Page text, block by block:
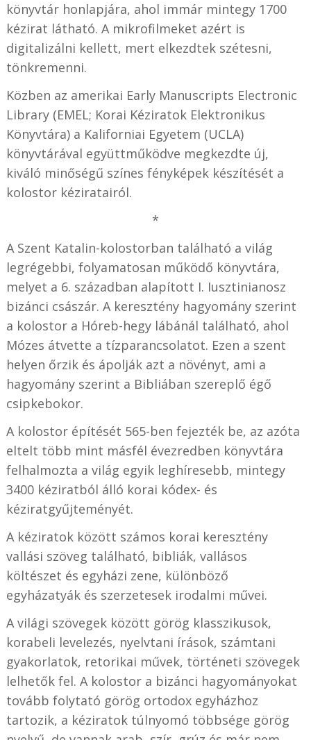
könyvtár honlapjára, ahol immár mintegy 1700
kézirat látható. A mikrofilmeket azért is
digitalizálni kellett, mert elkezdtek szétesni,
tönkremenni.
Közben az amerikai Early Manuscripts Electronic
Library (EMEL; Korai Kéziratok Elektronikus
Könyvtára) a Kaliforniai Egyetem (UCLA)
könyvtárával együttműködve megkezdte új,
kiváló minőségű színes fényképek készítését a
kolostor kéziratairól.
*
A Szent Katalin-kolostorban található a világ
legrégebbi, folyamatosan működő könyvtára,
melyet a 6. században alapított I. Iusztinianosz
bizánci császár. A keresztény hagyomány szerint
a kolostor a Hóreb-hegy lábánál található, ahol
Mózes átvette a tízparancsolatot. Ezen a szent
helyen őrzik és ápolják azt a növényt, ami a
hagyomány szerint a Bibliában szereplő égő
csipkebokor.
A kolostor építését 565-ben fejezték be, az azóta
eltelt több mint másfél évezredben könyvtára
felhalmozta a világ egyik leghíresebb, mintegy
3400 kéziratból álló korai kódex- és
kéziratgyűjteményét.
A kéziratok között számos korai keresztény
vallási szöveg található, bibliák, vallásos
költészet és egyházi zene, különböző
egyházatyák és szerzetesek irodalmi művei.
A világi szövegek között görög klasszikusok,
korabeli levelezés, nyelvtani írások, számtani
gyakorlatok, retorikai művek, történeti szövegek
lelhetők fel. A kolostor a bizánci hagyományokat
tovább folytató görög ortodox egyházhoz
tartozik, a kéziratok túlnyomó többsége görög